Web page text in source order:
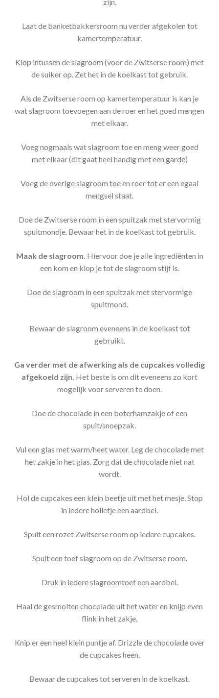
Laat de banketbakkersroom nu verder afgekolen tot
kamertemperatuur.
Klop intussen de slagroom (voor de Zwitserse room) met
de suiker op. Zet het in de koelkast tot gebruik.
Als de Zwitserse room op kamertemperatuur is kan je
wat slagroom toevoegen aan de roer en het goed mengen
met elkaar.
Voeg nogmaals wat slagroom toe en meng weer goed
met elkaar (dit gaat heel handig met een garde)
Voeg de overige slagroom toe en roer tot er een egaal
mengsel staat.
Doe de Zwitserse room in een spuitzak met stervormig
spuitmondje. Bewaar het in de koelkast tot gebruik.
Maak de slagroom. Hiervoor doe je alle ingrediënten in
een kom en klop je tot de slagroom stijf is.
Doe de slagroom in een spuitzak met stervormige
spuitmond.
Bewaar de slagroom eveneens in de koelkast tot
gebruikt.
Ga verder met de afwerking als de cupcakes volledig
afgekoeld zijn. Het beste is om dit eveneens zo kort
mogelijk voor serveren te doen.
Doe de chocolade in een boterhamzakje of een
spuit/snoepzak.
Vul een glas met warm/heet water. Leg de chocolade met
het zakje in het glas. Zorg dat de chocolade niet nat
wordt.
Hol de cupcakes een klein beetje uit met het mesje. Stop
in iedere holletje een aardbei.
Spuit een rozet Zwitserse room op iedere cupcakes.
Spuit een toef slagroom op de Zwitserse room.
Druk in iedere slagroomtoef een aardbei.
Haal de gesmolten chocolade uit het water en knijp even
flink in het zakje.
Knip er een heel klein puntje af. Drizzle de chocolade over
de cupcakes heen.
Bewaar de cupcakes tot serveren in de koelkast.